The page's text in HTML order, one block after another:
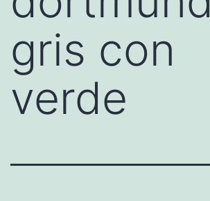
gris con
verde